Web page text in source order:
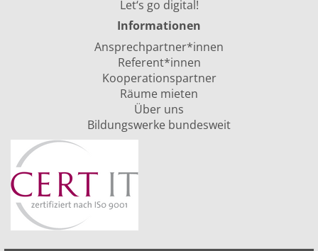
Let‘s go digital!
Informationen
Ansprechpartner*innen
Referent*innen
Kooperationspartner
Räume mieten
Über uns
Bildungswerke bundesweit